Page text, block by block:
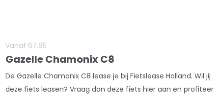
Vanaf 67,95
Gazelle Chamonix C8
De Gazelle Chamonix C8 lease je bij Fietslease Holland. Wil jij
deze fiets leasen? Vraag dan deze fiets hier aan en profiteer